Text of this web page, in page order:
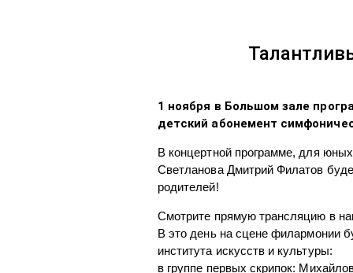
1 ноября в Большом зале
детский абонемент
В концертной программе, для
Светланова Дмитрий Филатов
родителей!
Смотрите прямую трансляцию в
В это день на сцене филармонии
института искусств и культуры:
в группе первых скрипок: